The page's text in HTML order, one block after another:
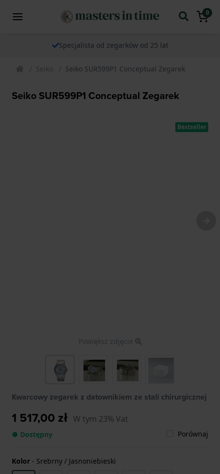
0
Specjalista od zegarków od 25 lat
Seiko Seiko SUR599P1 Conceptual Zegarek
Seiko SUR599P1 Conceptual Zegarek
Bestseller
Powiększ zdjęcie
Kwarcowy zegarek z datownikiem ze stali chirurgicznej
1 517,00 zł W tym 23% Vat
● Dostępny Porównaj
Kolor - Srebrny / Jasnoniebieski